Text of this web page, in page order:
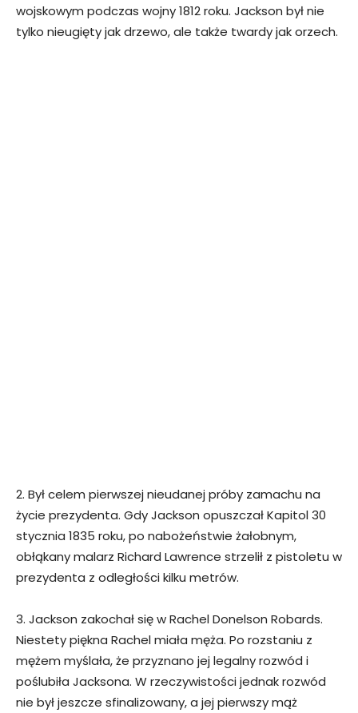
wojskowym podczas wojny 1812 roku. Jackson był nie
tylko nieugięty jak drzewo, ale także twardy jak orzech.
2. Był celem pierwszej nieudanej próby zamachu na
życie prezydenta. Gdy Jackson opuszczał Kapitol 30
stycznia 1835 roku, po nabożeństwie żałobnym,
obłąkany malarz Richard Lawrence strzelił z pistoletu w
prezydenta z odległości kilku metrów.
3. Jackson zakochał się w Rachel Donelson Robards.
Niestety piękna Rachel miała męża. Po rozstaniu z
mężem myślała, że przyznano jej legalny rozwód i
poślubiła Jacksona. W rzeczywistości jednak rozwód
nie był jeszcze sfinalizowany, a jej pierwszy mąż